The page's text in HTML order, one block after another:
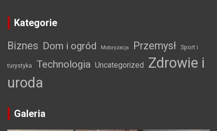
Kategorie
Biznes Dom i ogród Motoryzacja Przemysł Sport i
turystyka Technologia Uncategorized
Zdrowie i
uroda
Galeria